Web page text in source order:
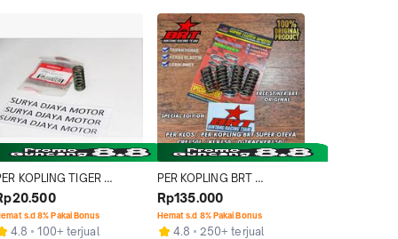
KOPLING TIGER
HGP KODE PART
KCJ-711
s.d 8% Pakai Bonus
4.8
100+ terjual
PER KOPLING BRT
CRF/KLX/TIGER/NINJA/R15
NEW V3/CB150R
LED/SONIC150 PER KLOS
Rp135.000
Hemat s.d 8% Pakai Bonus
4.8
250+ terjual